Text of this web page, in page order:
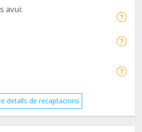
avui:
detalls de recaptacions